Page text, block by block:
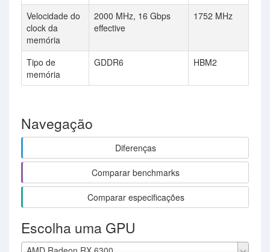
Velocidade do
clock da
memória
2000 MHz, 16 Gbps
effective
1752 MHz
Tipo de
memória
GDDR6 HBM2
Navegação
Diferenças
Comparar benchmarks
Comparar especificações
Escolha uma GPU